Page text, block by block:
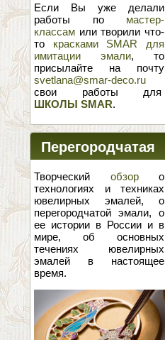
Если Вы уже делали
работы по мастер-
классам или творили что-
то красками SMAR для
имитации эмали, то
присылайте на почту
svetlana@smar-deco.ru
свои работы для
ШКОЛЫ SMAR.
Перегородчатая
эмаль
Творческий обзоро
технологиях и техниках
ювелирных эмалей, о
перегородчатой эмали, о
ее истории в России и в
мире, об основных
течениях ювелирных
эмалей в настоящее
время.